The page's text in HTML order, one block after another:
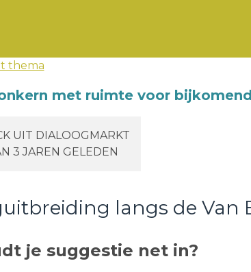
thema
met ruimte voor
UIT DIALOOGMARKT
3 JAREN GELEDEN
langs de Van
je suggestie net in?